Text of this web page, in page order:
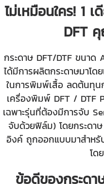
ไม่เหมือนใคร! 1
DFT
กระดาษ DFT/DTF ขนาด
ได้มีการผลิตกระดาษมาโ
ในการพิมพ์เสื้อ ลดต้นทุน
เครื่องพิมพ์ DFT / DTF
เฉพาะรุ่นที่ต้องมีการจับ
จับด้วยฟิล์ม) โดยกระดาษ
อิงค์ ถูกออกแบบมาสำห
โด
ข้อดีของกระด